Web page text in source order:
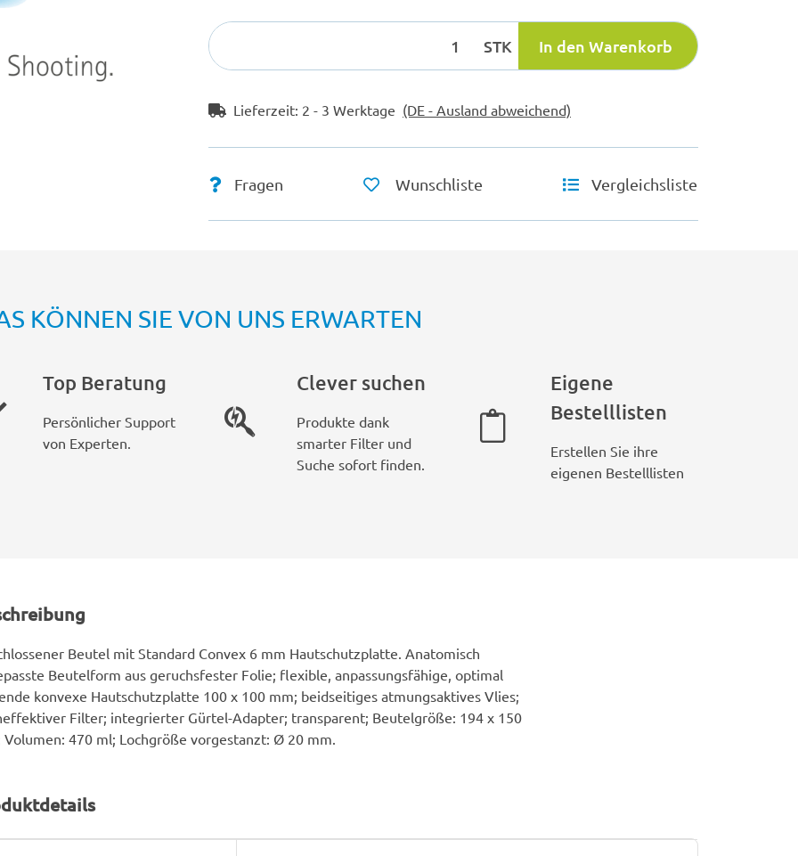
STK In den Warenkorb
Lieferzeit: 2 - 3 Werktage (DE - Ausland abweichend)
Fragen Wunschliste Vergleichsliste
KÖNNEN SIE VON UNS ERWARTEN
Top Beratung
Persönlicher Support
von Experten.
Clever suchen
Produkte dank
smarter Filter und
Suche sofort finden.
Eigene
Bestelllisten
Erstellen Sie ihre
eigenen Bestelllisten
Beutel mit Standard Convex 6 mm Hautschutzplatte. Anatomisch
Beutelform aus geruchsfester Folie; flexible, anpassungsfähige, optimal
konvexe Hautschutzplatte 100 x 100 mm; beidseitiges atmungsaktives Vlies;
Filter; integrierter Gürtel-Adapter; transparent; Beutelgröße: 194 x 150
Volumen: 470 ml; Lochgröße vorgestanzt: Ø 20 mm.